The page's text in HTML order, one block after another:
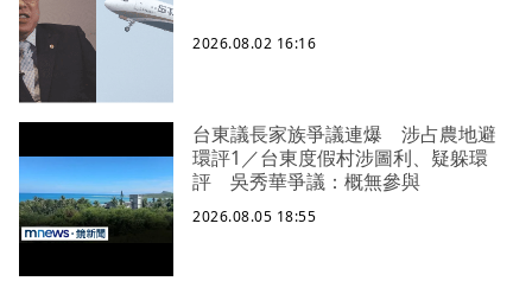
2026.08.02 16:16
台東議長家族爭議連爆 涉占農地避
環評1／台東度假村涉圖利、疑躲環
評 吳秀華爭議：概無參與
2026.08.05 18:55